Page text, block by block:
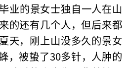
业的景女士独自一人在山
的还有几个人，但后来都
天，刚上山没多久的景女
，被蛰了30多针，人肿的